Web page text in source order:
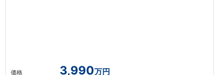
価格 3,990万円